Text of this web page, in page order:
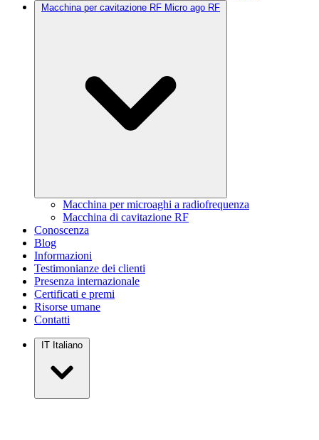
Macchina per cavitazione RF Micro ago RF
Macchina per microaghi a radiofrequenza
Macchina di cavitazione RF
Conoscenza
Blog
Informazioni
Testimonianze dei clienti
Presenza internazionale
Certificati e premi
Risorse umane
Contatti
IT Italiano